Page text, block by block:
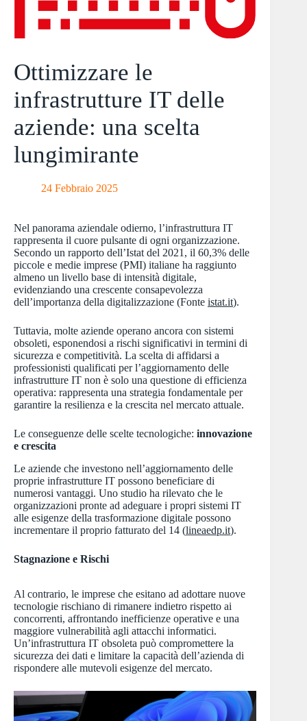
Ottimizzare le
infrastrutture IT delle
aziende: una scelta
lungimirante
24 Febbraio 2025
Nel panorama aziendale odierno, l’infrastruttura IT
rappresenta il cuore pulsante di ogni organizzazione.
Secondo un rapporto dell’Istat del 2021, il 60,3% delle
piccole e medie imprese (PMI) italiane ha raggiunto
almeno un livello base di intensità digitale,
evidenziando una crescente consapevolezza
dell’importanza della digitalizzazione (Fonte istat.it).
Tuttavia, molte aziende operano ancora con sistemi
obsoleti, esponendosi a rischi significativi in termini di
sicurezza e competitività. La scelta di affidarsi a
professionisti qualificati per l’aggiornamento delle
infrastrutture IT non è solo una questione di efficienza
operativa: rappresenta una strategia fondamentale per
garantire la resilienza e la crescita nel mercato attuale.
Le conseguenze delle scelte tecnologiche: innovazione
e crescita
Le aziende che investono nell’aggiornamento delle
proprie infrastrutture IT possono beneficiare di
numerosi vantaggi. Uno studio ha rilevato che le
organizzazioni pronte ad adeguare i propri sistemi IT
alle esigenze della trasformazione digitale possono
incrementare il proprio fatturato del 14 (lineaedp.it).
Stagnazione e Rischi
Al contrario, le imprese che esitano ad adottare nuove
tecnologie rischiano di rimanere indietro rispetto ai
concorrenti, affrontando inefficienze operative e una
maggiore vulnerabilità agli attacchi informatici.
Un’infrastruttura IT obsoleta può compromettere la
sicurezza dei dati e limitare la capacità dell’azienda di
rispondere alle mutevoli esigenze del mercato.